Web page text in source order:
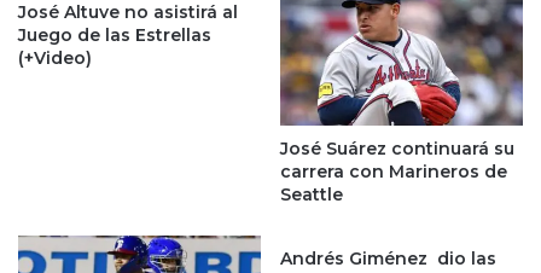
José Altuve no asistirá al
Juego de las Estrellas
(+Video)
José Suárez continuará su
carrera con Marineros de
Seattle
Andrés Giménez dio las